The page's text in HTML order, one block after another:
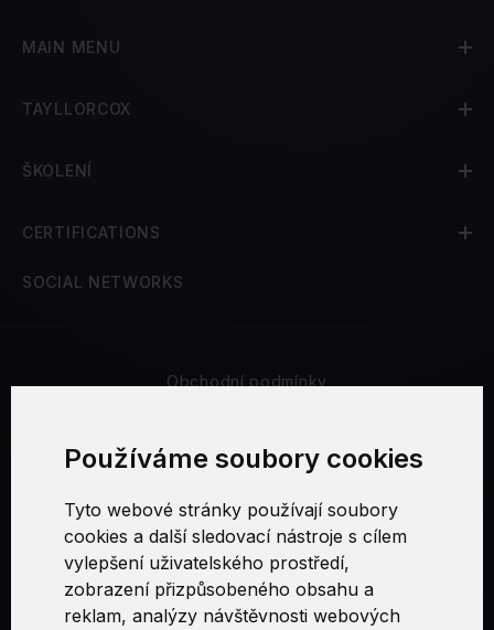
Používáme soubory cookies
Tyto webové stránky používají soubory
cookies a další sledovací nástroje s cílem
vylepšení uživatelského prostředí,
zobrazení přizpůsobeného obsahu a
reklam, analýzy návštěvnosti webových
MAIN MENU
TAYLLORCOX
ŠKOLENÍ
CERTIFICATIONS
SOCIAL NETWORKS
Obchodní podmínky
Nastavení cookies